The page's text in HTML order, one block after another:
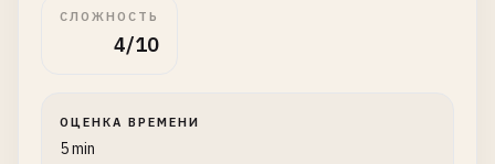
СЛОЖНОСТЬ
4/10
ОЦЕНКА ВРЕМЕНИ
5 min